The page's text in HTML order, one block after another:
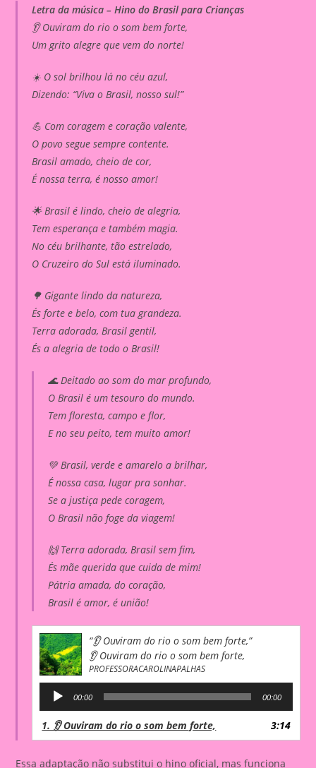
Letra da música – Hino do Brasil para Crianças
👂 Ouviram do rio o som bem forte,
Um grito alegre que vem do norte!
☀️ O sol brilhou lá no céu azul,
Dizendo: “Viva o Brasil, nosso sul!”
💪 Com coragem e coração valente,
O povo segue sempre contente.
Brasil amado, cheio de cor,
É nossa terra, é nosso amor!
🌟 Brasil é lindo, cheio de alegria,
Tem esperança e também magia.
No céu brilhante, tão estrelado,
O Cruzeiro do Sul está iluminado.
🌳 Gigante lindo da natureza,
És forte e belo, com tua grandeza.
Terra adorada, Brasil gentil,
És a alegria de todo o Brasil!
🌊 Deitado ao som do mar profundo,
O Brasil é um tesouro do mundo.
Tem floresta, campo e flor,
E no seu peito, tem muito amor!
💚 Brasil, verde e amarelo a brilhar,
É nossa casa, lugar pra sonhar.
Se a justiça pede coragem,
O Brasil não foge da viagem!
🙌 Terra adorada, Brasil sem fim,
És mãe querida que cuida de mim!
Pátria amada, do coração,
Brasil é amor, é união!
“👂 Ouviram do rio o som bem forte,”
👂 Ouviram do rio o som bem forte,
PROFESSORACAROLINAPALHAS
Audio
Player
00:00 00:00
1. 👂 Ouviram do rio o som bem forte, 3:14
Essa adaptação não substitui o hino oficial, mas funciona